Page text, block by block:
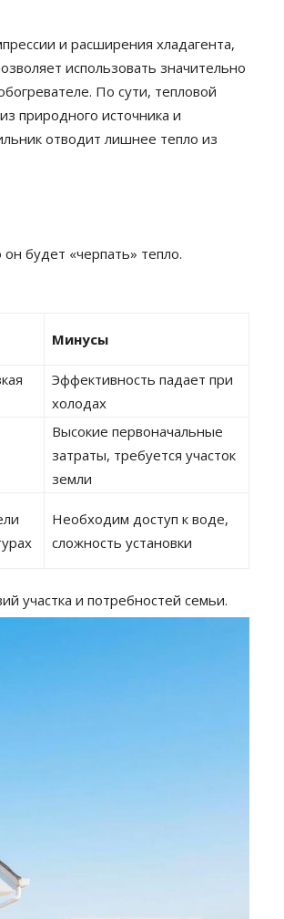
и расширения хладагента,
использовать значительно
По сути, тепловой
природного источника и
отводит лишнее тепло из
будет «черпать» тепло.
Минусы
Эффективность падает при
холодах
Высокие первоначальные
затраты, требуется участок
земли
Необходим доступ к воде,
сложность установки
участка и потребностей семьи.